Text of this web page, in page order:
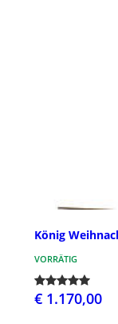
König
VORRÄTIG
€ 1.170,00